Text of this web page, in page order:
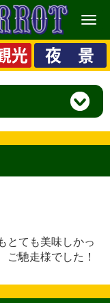
メ
ニ
ュ
ー
とても美味しかっ
馳走様でした！